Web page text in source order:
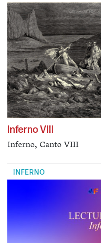
Inferno VIII
Inferno, Canto VIII
INFERNO